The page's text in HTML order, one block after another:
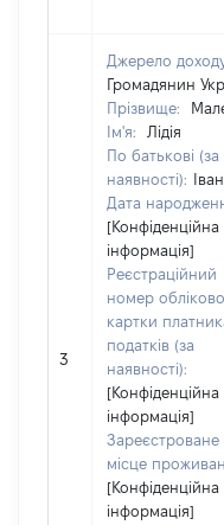
3
Джерело
Громадянин
Прізвище:
Ім'я:
Лідія
По батькові (за
наявності):
Дата
[Конфіденційна
інформація]
Реєстраційний
номер
картки
податків (за
наявності):
[Конфіденційна
інформація]
Зареєстроване
місце
[Конфіденційна
інформація]